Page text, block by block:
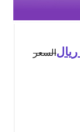
السعر